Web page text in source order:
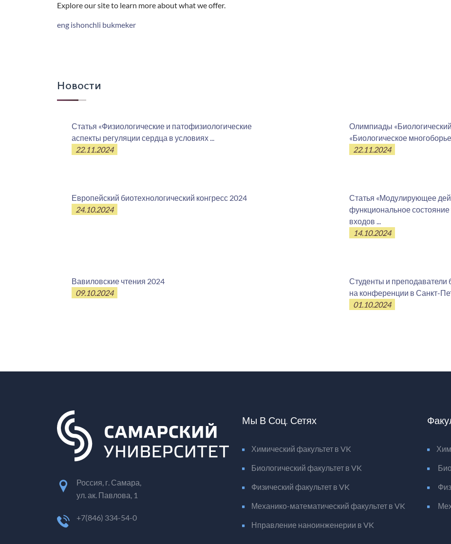
Explore our site to learn more about what we offer.
eng ishonchli bukmeker
Новости
Статья «Физиологические и патофизиологические
аспекты регуляции сердца в условиях ...
22.11.2024
Олимпиады
«Биологическое
22.11.2024
Европейский биотехнологический конгресс 2024
24.10.2024
Статья «Модулирующее
функциональное
входов ...
14.10.2024
Вавиловские чтения 2024
09.10.2024
Студенты и преподаватели
на конференции в Санкт-
01.10.2024
Россия, г. Самара,
ул. ак. Павлова, 1
+7(846) 334-54-0
Мы В Соц. Сетях
Химический факультет в VK
Биологический факультет в VK
Физический факультет в VK
Механико-математический факультет в VK
Нправление наноинженерии в VK